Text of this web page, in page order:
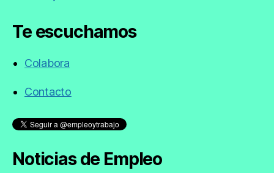
Te escuchamos
Colabora
Contacto
Noticias de Empleo